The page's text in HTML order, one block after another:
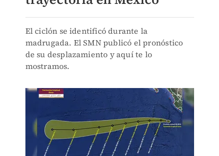
El ciclón se identificó durante la
madrugada. El SMN publicó el pronóstico
de su desplazamiento y aquí te lo
mostramos.